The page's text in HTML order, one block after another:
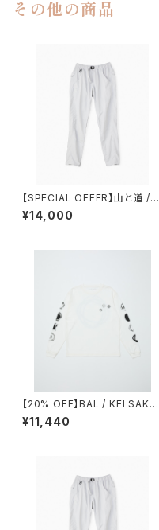
その他の商品
【SPECIAL OFFER】山と道 /５
POCKET PANTS（MEN）
¥14,000
【20% OFF】BAL / KEI SAKA
WAKI 2
¥11,440